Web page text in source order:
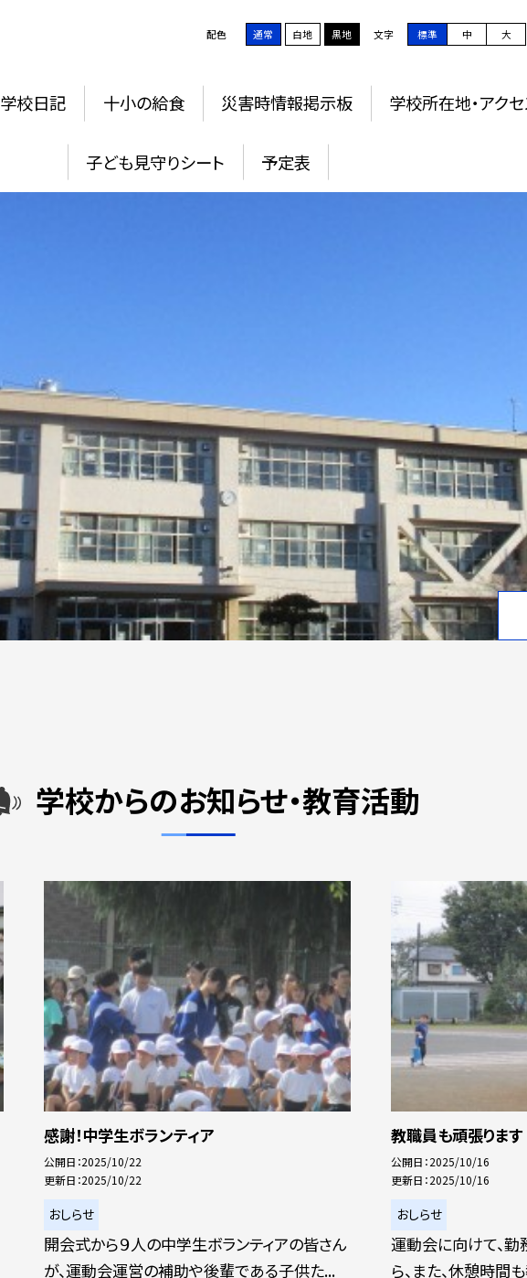
配色 通常 白地 黒地 文字 標準 中 大
学校日記 十小の給食 災害時情報掲示板 学校所在地・アク
子ども見守りシート 予定表
学校からのお知らせ・教育活動
感謝！中学生ボランティア
公開日 2025/10/22
更新日 2025/10/22
おしらせ
開会式から９人の中学生ボランティアの皆さん
が、運動会運営の補助や後輩である子供た...
教職員も頑張ります
公開日 2025/10/16
更新日 2025/10/16
おしらせ
運動会に向けて、
ら、また、休憩時